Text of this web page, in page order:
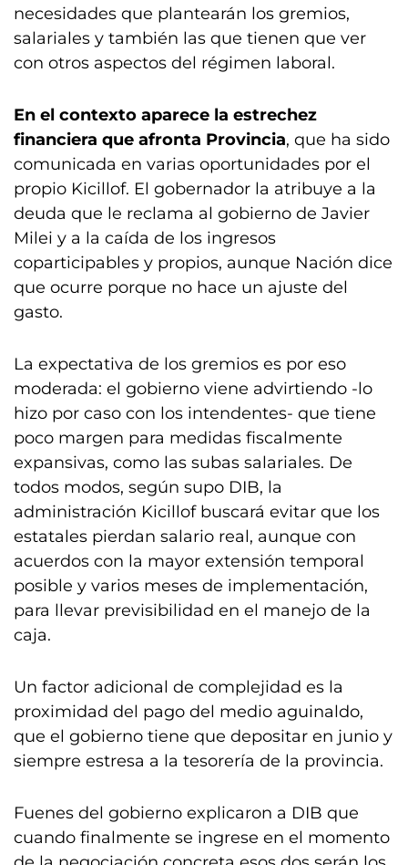
necesidades que plantearán los gremios,
salariales y también las que tienen que ver
con otros aspectos del régimen laboral.
En el contexto aparece la estrechez
financiera que afronta Provincia, que ha sido
comunicada en varias oportunidades por el
propio Kicillof. El gobernador la atribuye a la
deuda que le reclama al gobierno de Javier
Milei y a la caída de los ingresos
coparticipables y propios, aunque Nación dice
que ocurre porque no hace un ajuste del
gasto.
La expectativa de los gremios es por eso
moderada: el gobierno viene advirtiendo -lo
hizo por caso con los intendentes- que tiene
poco margen para medidas fiscalmente
expansivas, como las subas salariales. De
todos modos, según supo DIB, la
administración Kicillof buscará evitar que los
estatales pierdan salario real, aunque con
acuerdos con la mayor extensión temporal
posible y varios meses de implementación,
para llevar previsibilidad en el manejo de la
caja.
Un factor adicional de complejidad es la
proximidad del pago del medio aguinaldo,
que el gobierno tiene que depositar en junio y
siempre estresa a la tesorería de la provincia.
Fuenes del gobierno explicaron a DIB que
cuando finalmente se ingrese en el momento